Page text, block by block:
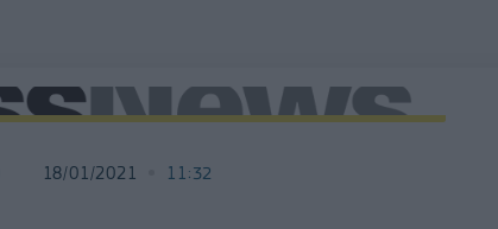
18/01/2021 11:32